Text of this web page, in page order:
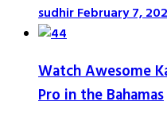
sudhirFebruary 7,
Watch Awesome
Pro in the Bahamas